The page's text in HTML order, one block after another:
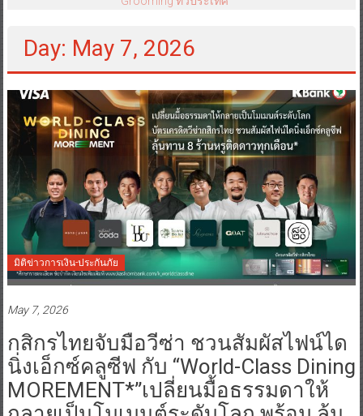
Day: May 7, 2026
มิติข่าวการเงิน-ประกันภัย
May 7, 2026
กสิกรไทยจับมือวีซ่า ชวนสัมผัสไฟน์ได
นิ่งเอ็กซ์คลูซีฟ กับ “World-Class Dining
MOREMENT*”เปลี่ยนมื้อธรรมดาให้